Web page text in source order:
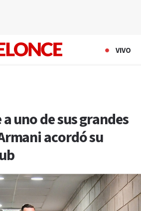
VIVO
uno de sus grandes
acordó su